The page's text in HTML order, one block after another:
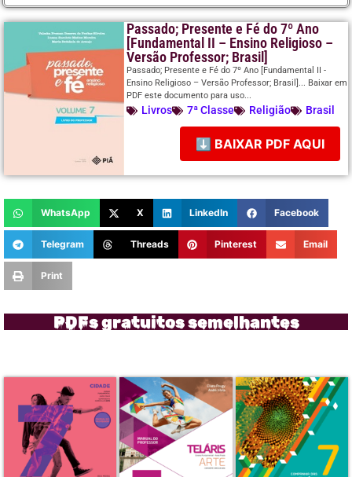
Passado; Presente e Fé do 7º Ano
[Fundamental II – Ensino Religioso –
Versão Professor; Brasil]
Passado; Presente e Fé do 7º Ano [Fundamental II -
Ensino Religioso – Versão Professor; Brasil]... Baixar em
PDF este documento para uso...
Livros 7ª Classe Religião Brasil
⬇ BAIXAR PDF AQUI
WhatsApp X LinkedIn Facebook
Telegram Threads Pinterest Email
Print
PDFs gratuitos semelhantes